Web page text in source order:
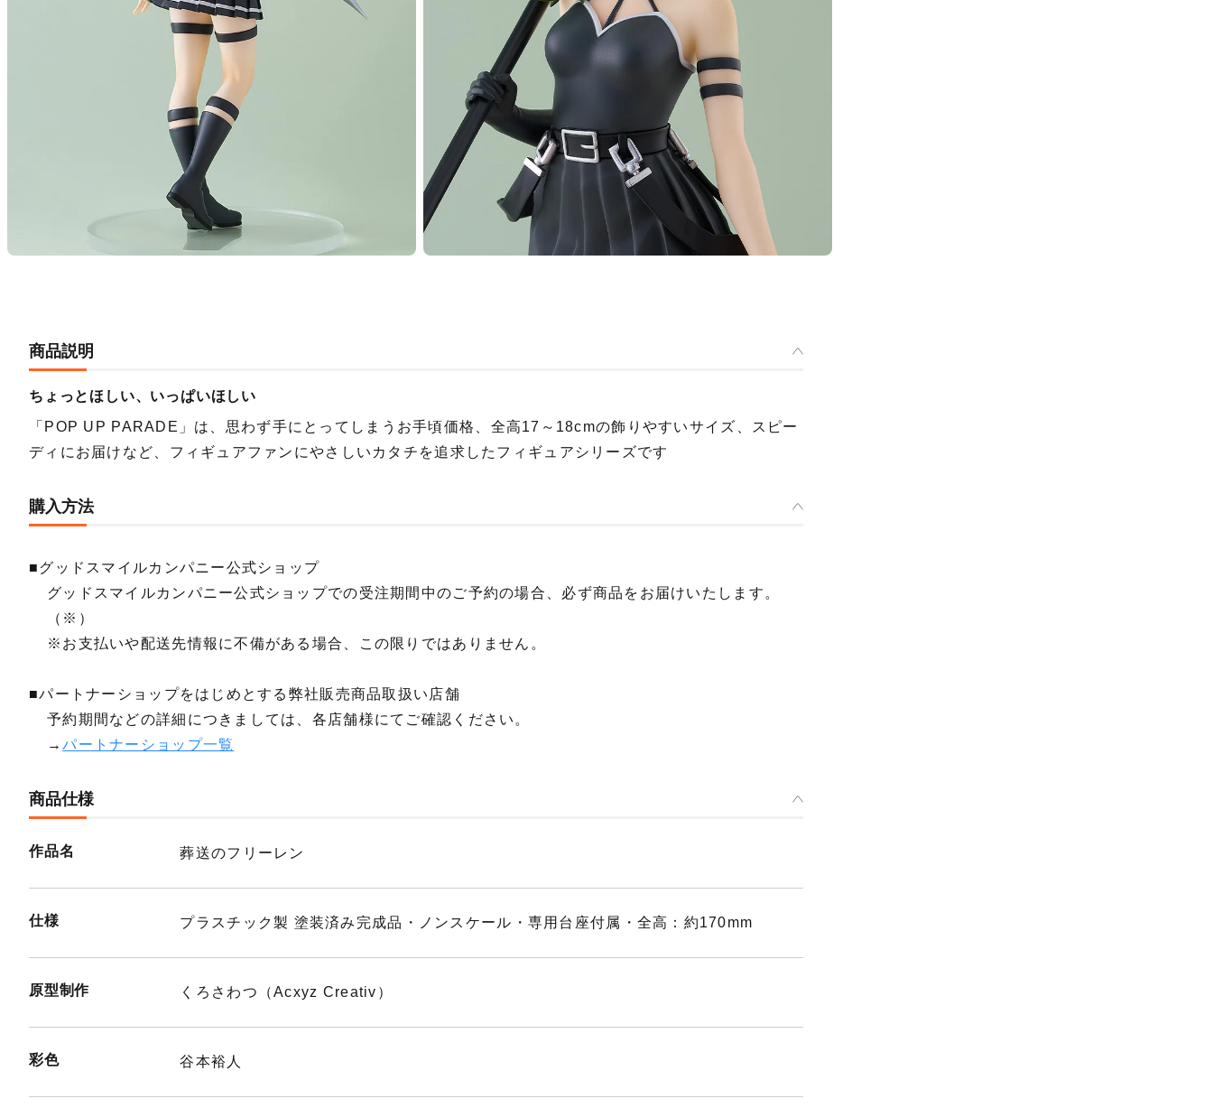
商品説明
ちょっとほしい、いっぱいほしい
「POP UP PARADE」は、思わず手にとってしまうお手頃価格、全高17～18cmの飾りやすいサイズ、スピー
ディにお届けなど、フィギュアファンにやさしいカタチを追求したフィギュアシリーズです
購入方法
■グッドスマイルカンパニー公式ショップ
グッドスマイルカンパニー公式ショップでの受注期間中のご予約の場合、必ず商品をお届けいたします。
（※）
※お支払いや配送先情報に不備がある場合、この限りではありません。
■パートナーショップをはじめとする弊社販売商品取扱い店舗
予約期間などの詳細につきましては、各店舗様にてご確認ください。
→パートナーショップ一覧
商品仕様
作品名 葬送のフリーレン
仕様 プラスチック製 塗装済み完成品・ノンスケール・専用台座付属・全高：約170mm
原型制作 くろさわつ（Acxyz Creativ）
彩色 谷本裕人